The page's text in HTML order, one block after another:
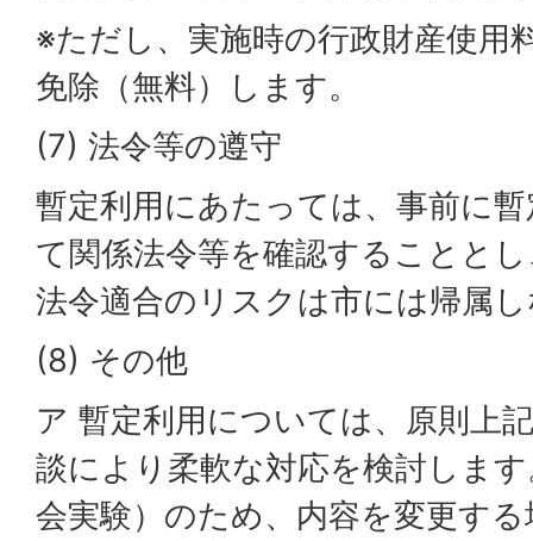
※ただし、実施時の行政財産使用
免除（無料）します。
(7) 法令等の遵守
暫定利用にあたっては、事前に
て関係法令等を確認することと
法令適合のリスクは市には帰属
(8) その他
ア 暫定利用については、原則上
談により柔軟な対応を検討しま
会実験）のため、内容を変更す